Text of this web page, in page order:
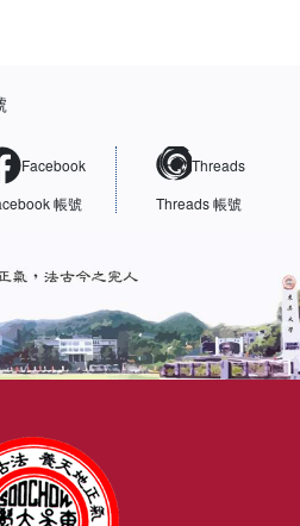
Facebook
帳號
Threads
Threads 帳號